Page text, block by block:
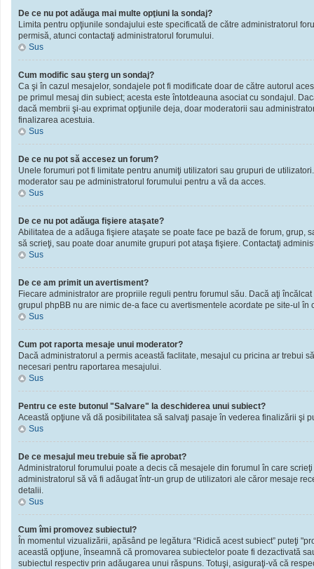
De ce nu pot adăuga mai multe opţiuni la sondaj?
Limita pentru opţiunile sondajului este specificată de către administratorul
permisă, atunci contactaţi administratorul forumului.
Sus
Cum modific sau şterg un sondaj?
Ca şi în cazul mesajelor, sondajele pot fi modificate doar de către autorul
pe primul mesaj din subiect; acesta este întotdeauna asociat cu sondajul.
dacă membrii şi-au exprimat opţiunile deja, doar moderatorii sau
finalizarea acestuia.
Sus
De ce nu pot să accesez un forum?
Unele forumuri pot fi limitate pentru anumiţi utilizatori sau grupuri de
moderator sau pe administratorul forumului pentru a vă da acces.
Sus
De ce nu pot adăuga fişiere ataşate?
Abilitatea de a adăuga fişiere ataşate se poate face pe bază de forum, grup,
să scrieţi, sau poate doar anumite grupuri pot ataşa fişiere. Contactaţi
Sus
De ce am primit un avertisment?
Fiecare administrator are propriile reguli pentru forumul său. Dacă aţi
grupul phpBB nu are nimic de-a face cu avertismentele acordate pe site-ul
Sus
Cum pot raporta mesaje unui moderator?
Dacă administratorul a permis această faclitate, mesajul cu pricina ar trebui
necesari pentru raportarea mesajului.
Sus
Pentru ce este butonul "Salvare" la deschiderea unui subiect?
Această opţiune vă dă posibilitatea să salvaţi pasaje în vederea finalizării şi
Sus
De ce mesajul meu trebuie să fie aprobat?
Administratorul forumului poate a decis că mesajele din forumul în care
administratorul să vă fi adăugat într-un grup de utilizatori ale căror mesaje
detalii.
Sus
Cum îmi promovez subiectul?
În momentul vizualizării, apăsând pe legătura “Ridică acest subiect” puteţi
această opţiune, înseamnă că promovarea subiectelor poate fi dezactivată
subiectul respectiv prin adăugarea unui răspuns. Totuşi, asiguraţi-vă că